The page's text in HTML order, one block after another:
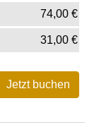
74,00€
31,00€